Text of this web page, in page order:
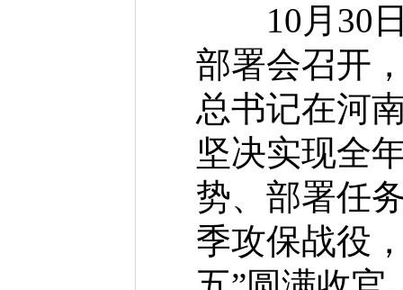
10月30日
部署会召开
总书记在河
坚决实现全
势、部署任
季攻保战役